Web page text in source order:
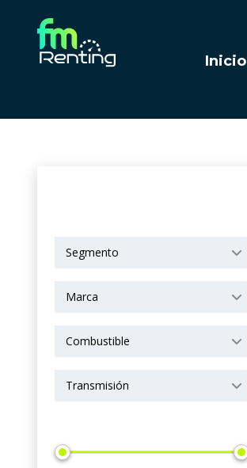
Inicio
Segmento
Marca
Combustible
Transmisión